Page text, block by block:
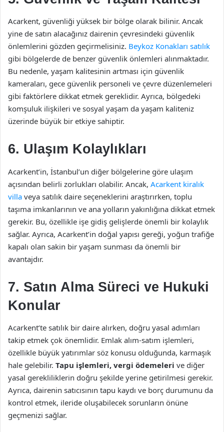
Acarkent, güvenliği yüksek bir bölge olarak bilinir. Ancak
yine de satın alacağınız dairenin çevresindeki güvenlik
önlemlerini gözden geçirmelisiniz. Beykoz Konakları satılık
gibi bölgelerde de benzer güvenlik önlemleri alınmaktadır.
Bu nedenle, yaşam kalitesinin artması için güvenlik
kameraları, gece güvenlik personeli ve çevre düzenlemeleri
gibi faktörlere dikkat etmek gereklidir. Ayrıca, bölgedeki
komşuluk ilişkileri ve sosyal yaşam da yaşam kaliteniz
üzerinde büyük bir etkiye sahiptir.
6. Ulaşım Kolaylıkları
Acarkent’in, İstanbul’un diğer bölgelerine göre ulaşım
açısından belirli zorlukları olabilir. Ancak, Acarkent kiralık
villa veya satılık daire seçeneklerini araştırırken, toplu
taşıma imkanlarının ve ana yolların yakınlığına dikkat etmek
gerekir. Bu, özellikle işe gidiş gelişlerde önemli bir kolaylık
sağlar. Ayrıca, Acarkent’in doğal yapısı gereği, yoğun trafiğe
kapalı olan sakin bir yaşam sunması da önemli bir
avantajdır.
7. Satın Alma Süreci ve Hukuki
Konular
Acarkent’te satılık bir daire alırken, doğru yasal adımları
takip etmek çok önemlidir. Emlak alım-satım işlemleri,
özellikle büyük yatırımlar söz konusu olduğunda, karmaşık
hale gelebilir. Tapu işlemleri, vergi ödemeleri ve diğer
yasal gerekliliklerin doğru şekilde yerine getirilmesi gerekir.
Ayrıca, dairenin satıcısının tapu kaydı ve borç durumunu da
kontrol etmek, ileride oluşabilecek sorunların önüne
geçmenizi sağlar.